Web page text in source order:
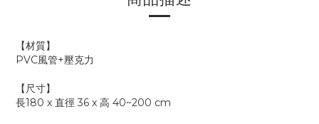
【材質】
PVC風管+壓克力
【尺寸】
長180 x 直徑 36 x 高 40~200 cm